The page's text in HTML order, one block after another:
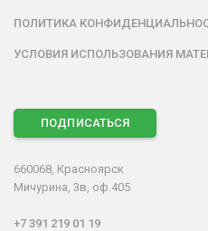
ПОЛИТИКА
УСЛОВИЯ ИСПОЛЬЗОВАНИЯ
ПОДПИСАТЬСЯ
660068, Красноярск
Мичурина, 3в, оф.405
+7 391 219 01 19